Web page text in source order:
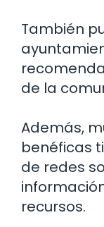
También
de la
Además,
benéficas
de redes
recursos.